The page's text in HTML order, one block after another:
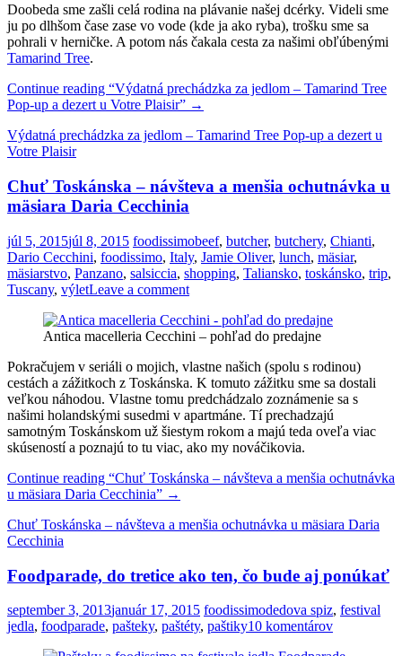
Doobeda sme zašli celá rodina na plávanie našej dcérky. Videli sme
ju po dlhšom čase zase vo vode (kde ja ako ryba), trošku sme sa
pohrali v herničke. A potom nás čakala cesta za našimi obľúbenými
Tamarind Tree.
Continue reading “Výdatná prechádzka za jedlom – Tamarind Tree
Pop-up a dezert u Votre Plaisir” →
Výdatná prechádzka za jedlom – Tamarind Tree Pop-up a dezert u
Votre Plaisir
Chuť Toskánska – návšteva a menšia ochutnávka u
mäsiara Daria Cecchinia
júl 5, 2015júl 8, 2015 foodissimobeef, butcher, butchery, Chianti,
Dario Cecchini, foodissimo, Italy, Jamie Oliver, lunch, mäsiar,
mäsiarstvo, Panzano, salsiccia, shopping, Taliansko, toskánsko, trip,
Tuscany, výletLeave a comment
Antica macelleria Cecchini – pohľad do predajne
Pokračujem v seriáli o mojich, vlastne našich (spolu s rodinou)
cestách a zážitkoch z Toskánska. K tomuto zážitku sme sa dostali
veľkou náhodou. Vlastne tomu predchádzalo zoznámenie sa s
našimi holandskými susedmi v apartmáne. Tí prechadzajú
samotným Toskánskom už šiestym rokom a majú teda oveľa viac
skúseností a poznajú to tu viac, ako my nováčikovia.
Continue reading “Chuť Toskánska – návšteva a menšia ochutnávka
u mäsiara Daria Cecchinia” →
Chuť Toskánska – návšteva a menšia ochutnávka u mäsiara Daria
Cecchinia
Foodparade, do tretice ako ten, čo bude aj ponúkať
september 3, 2013január 17, 2015 foodissimodedova spiz, festival
jedla, foodparade, pašteky, paštéty, paštiky10 komentárov